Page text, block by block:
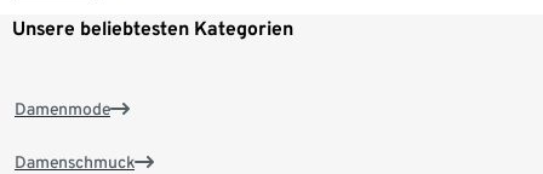
Unsere beliebtesten Kategorien
Damenmode
Damenschmuck